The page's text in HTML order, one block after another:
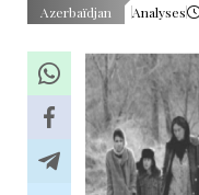
Azerbaïdjan Analyses